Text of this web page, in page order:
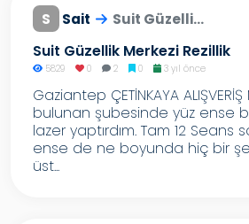
S Sait Suit Güzelli...
Suit Güzellik Merkezi Rezillik
5829 0 2 0 3 yıl önce
Gaziantep ÇETİNKAYA ALIŞVERİŞ
bulunan şubesinde yüz ense
lazer yaptırdım. Tam 12 Seans
ense de ne boyunda hiç bir
üst...